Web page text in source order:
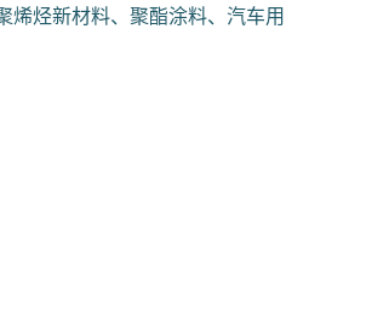
烯烃新材料、聚酯涂料、汽车用